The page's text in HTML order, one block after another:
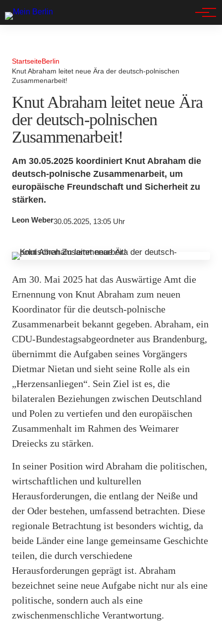
StartseiteBerlin
Knut Abraham leitet neue Ära der deutsch-polnischen
Zusammenarbeit!
Knut Abraham leitet neue Ära
der deutsch-polnischen
Zusammenarbeit!
Am 30.05.2025 koordiniert Knut Abraham die
deutsch-polnische Zusammenarbeit, um
europäische Freundschaft und Sicherheit zu
stärken.
Leon Weber30.05.2025, 13:05 Uhr
Am 30. Mai 2025 hat das Auswärtige Amt die
Ernennung von Knut Abraham zum neuen
Koordinator für die deutsch-polnische
Zusammenarbeit bekannt gegeben. Abraham, ein
CDU-Bundestagsabgeordneter aus Brandenburg,
übernimmt die Aufgaben seines Vorgängers
Dietmar Nietan und sieht seine Rolle als ein
„Herzensanliegen“. Sein Ziel ist es, die
bilateralen Beziehungen zwischen Deutschland
und Polen zu vertiefen und den europäischen
Zusammenhalt im Rahmen des Weimarer
Dreiecks zu stärken.
In seiner Position wird Abraham die politischen,
wirtschaftlichen und kulturellen
Herausforderungen, die entlang der Neiße und
der Oder bestehen, umfassend betrachten. Diese
regionale Betrachtung ist besonders wichtig, da
beide Länder eine lange gemeinsame Geschichte
teilen, die durch verschiedene
Herausforderungen geprägt ist. Abraham
bezeichnet seine neue Aufgabe nicht nur als eine
politische, sondern auch als eine
zwischenmenschliche Verantwortung.